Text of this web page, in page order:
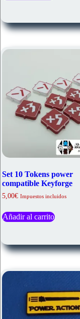
Set 10 Tokens power
compatible Keyforge
5,00€ Impuestos incluidos
Añadir al carrito